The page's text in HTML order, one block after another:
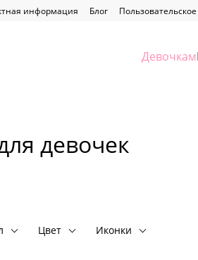
информация Блог
Девочкам
девочек
Цвет Иконки